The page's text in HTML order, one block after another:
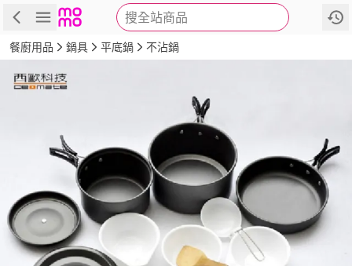
搜全站商品
商品 評價 詳情
餐廚用品 鍋具 平底鍋 不沾鍋